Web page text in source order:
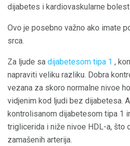
dijabetes i kardiovaskularne
Ovo je posebno važno ako imate
srca.
Za ljude sa dijabetesom tipa 1 ,
napraviti veliku razliku. Dobra
vezana za skoro normalne nivoe
vidjenim kod ljudi bez dijabetesa.
kontrolisanom dijabetesom tipa 1
triglicerida i niže nivoe HDL-a, što
zamašenih arterija.